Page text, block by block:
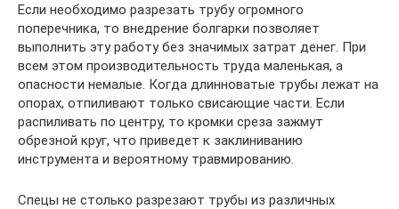
Если необходимо разрезать трубу огромного
поперечника, то внедрение болгарки позволяет
выполнить эту работу без значимых затрат денег. При
всем этом производительность труда маленькая, а
опасности немалые. Когда длинноватые трубы лежат на
опорах, отпиливают только свисающие части. Если
распиливать по центру, то кромки среза зажмут
обрезной круг, что приведет к заклиниванию
инструмента и вероятному травмированию.
Спецы не столько разрезают трубы из различных